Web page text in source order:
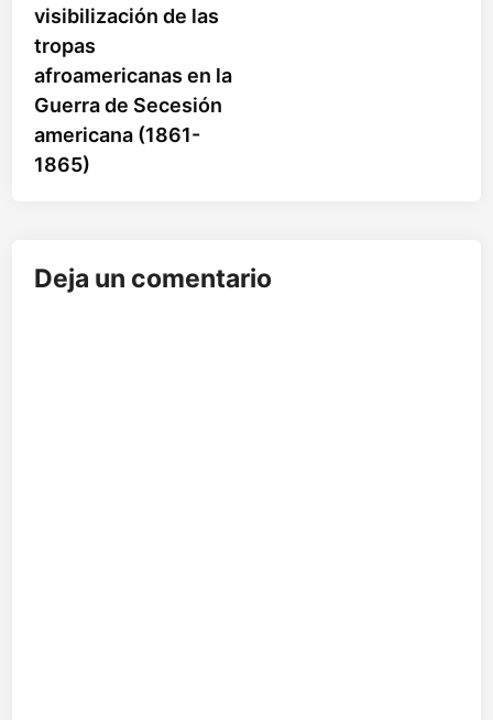
visibilización de las
tropas
afroamericanas en la
Guerra de Secesión
americana (1861-
1865)
Deja un comentario